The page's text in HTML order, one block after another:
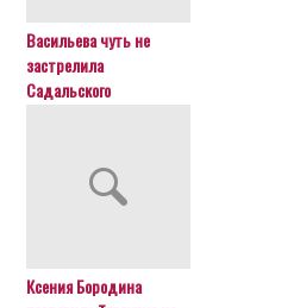
Васильева чуть не
застрелила
Садальского
Ксения Бородина